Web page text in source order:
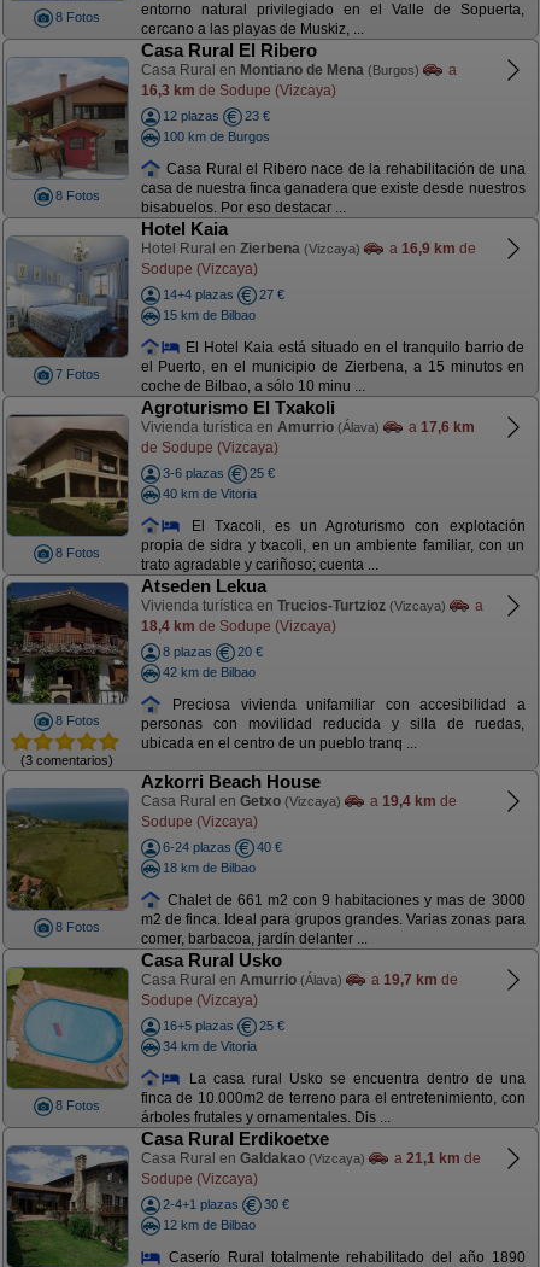
8 Fotos
entorno natural privilegiado en el Valle de Sopuerta,
cercano a las playas de Muskiz, ...
8 Fotos
Casa Rural El Ribero
Casa Rural en Montiano de Mena (Burgos)
a
16,3 km de Sodupe (Vizcaya)
12 plazas
23 €
100 km de Burgos
Casa Rural el Ribero nace de la rehabilitación de una
casa de nuestra finca ganadera que existe desde nuestros
bisabuelos. Por eso destacar ...
7 Fotos
Hotel Kaia
Hotel Rural en Zierbena (Vizcaya) a 16,9 km de
Sodupe (Vizcaya)
14+4 plazas
27 €
15 km de Bilbao
El Hotel Kaia está situado en el tranquilo barrio de
el Puerto, en el municipio de Zierbena, a 15 minutos en
coche de Bilbao, a sólo 10 minu ...
8 Fotos
Agroturismo El Txakoli
Vivienda turística en Amurrio (Álava) a 17,6 km
de Sodupe (Vizcaya)
3-6 plazas
25 €
40 km de Vitoria
El Txacoli, es un Agroturismo con explotación
propia de sidra y txacoli, en un ambiente familiar, con un
trato agradable y cariñoso; cuenta ...
8 Fotos
(3 comentarios)
Atseden Lekua
Vivienda turística en Trucios-Turtzioz (Vizcaya)
a
18,4 km de Sodupe (Vizcaya)
8 plazas
20 €
42 km de Bilbao
Preciosa vivienda unifamiliar con accesibilidad a
personas con movilidad reducida y silla de ruedas,
ubicada en el centro de un pueblo tranq ...
8 Fotos
Azkorri Beach House
Casa Rural en Getxo (Vizcaya) a 19,4 km de
Sodupe (Vizcaya)
6-24 plazas
40 €
18 km de Bilbao
Chalet de 661 m2 con 9 habitaciones y mas de 3000
m2 de finca. Ideal para grupos grandes. Varias zonas para
comer, barbacoa, jardín delanter ...
8 Fotos
Casa Rural Usko
Casa Rural en Amurrio (Álava) a 19,7 km de
Sodupe (Vizcaya)
16+5 plazas
25 €
34 km de Vitoria
La casa rural Usko se encuentra dentro de una
finca de 10.000m2 de terreno para el entretenimiento, con
árboles frutales y ornamentales. Dis ...
Casa Rural Erdikoetxe
Casa Rural en Galdakao (Vizcaya) a 21,1 km de
Sodupe (Vizcaya)
2-4+1 plazas
30 €
12 km de Bilbao
Caserío Rural totalmente rehabilitado del año 1890